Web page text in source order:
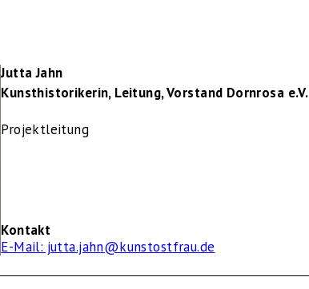
Jutta Jahn
Kunsthistorikerin, Leitung, Vorstand Dornrosa e.V.
Projektleitung
Kontakt
E-Mail: jutta.jahn@kunstostfrau.de